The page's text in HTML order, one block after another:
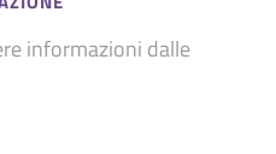
informazioni dalle